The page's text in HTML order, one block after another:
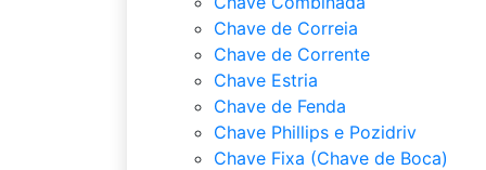
Chave de Correia
Chave de Corrente
Chave Estria
Chave de Fenda
Chave Phillips e Pozidriv
Chave Fixa (Chave de Boca)